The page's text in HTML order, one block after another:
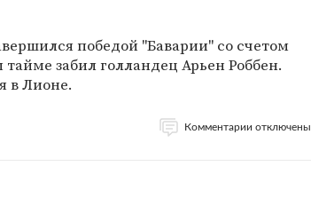
победой "Баварии" со счетом
забил голландец Арьен Роббен.
в Лионе.
Комментарии отключены